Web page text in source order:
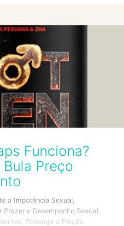
Funciona?
Preço
a Impotência Sexual,
Prazer e Desempenho Sexual,
Prolonga a Ereção